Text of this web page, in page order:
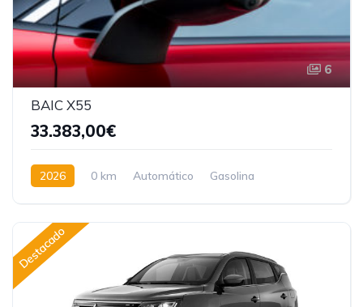
6
BAIC X55
33.383,00€
2026 0 km Automático
Gasolina
Destacado